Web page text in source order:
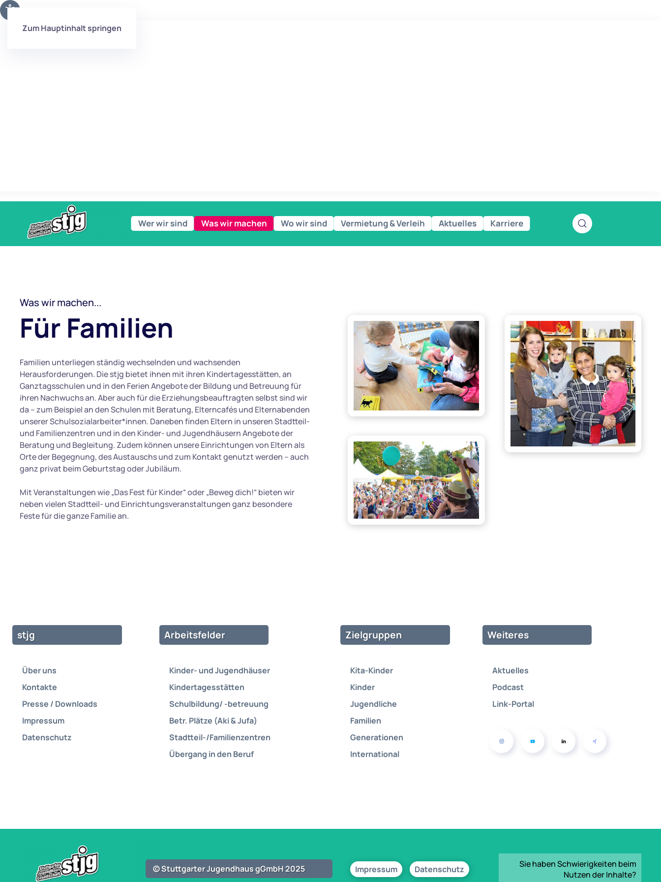
Zum Hauptinhalt springen
Wer wir sind Was wir machen Wo wir sind Vermietung & Verleih Aktuelles Karriere
Was wir machen...
Für Familien
Familien unterliegen ständig wechselnden und wachsenden
Herausforderungen. Die stjg bietet ihnen mit ihren Kindertagesstätten, an
Ganztagsschulen und in den Ferien Angebote der Bildung und Betreuung für
ihren Nachwuchs an. Aber auch für die Erziehungsbeauftragten selbst sind wir
da – zum Beispiel an den Schulen mit Beratung, Elterncafés und Elternabenden
unserer Schulsozialarbeiter*innen. Daneben finden Eltern in unseren Stadtteil-
und Familienzentren und in den Kinder- und Jugendhäusern Angebote der
Beratung und Begleitung. Zudem können unsere Einrichtungen von Eltern als
Orte der Begegnung, des Austauschs und zum Kontakt genutzt werden – auch
ganz privat beim Geburtstag oder Jubiläum.
Mit Veranstaltungen wie „Das Fest für Kinder“ oder „Beweg dich!“ bieten wir
neben vielen Stadtteil- und Einrichtungsveranstaltungen ganz besondere
Feste für die ganze Familie an.
stjg
Über uns
Kontakte
Presse / Downloads
Impressum
Datenschutz
Arbeitsfelder
Kinder- und Jugendhäuser
Kindertagesstätten
Schulbildung/ -betreuung
Betr. Plätze (Aki & Jufa)
Stadtteil-/Familienzentren
Übergang in den Beruf
Zielgruppen
Kita-Kinder
Kinder
Jugendliche
Familien
Generationen
International
Weiteres
Aktuelles
Podcast
Link-Portal
© Stuttgarter Jugendhaus gGmbH 2025 Impressum Datenschutz
Sie haben Schwierigkeiten beim
Nutzen der Inhalte?